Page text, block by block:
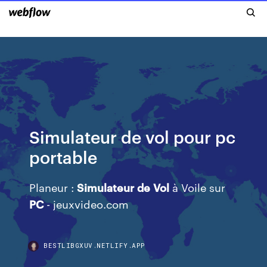
Simulateur de vol pour pc
portable
Planeur :Simulateur de Vol à Voile sur
PC- jeuxvideo.com
BESTLIBGXUV.NETLIFY.APP